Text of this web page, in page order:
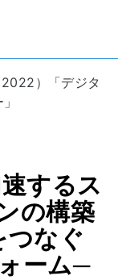
）「デジタ
するス
の構築
つなぐ
ーム─